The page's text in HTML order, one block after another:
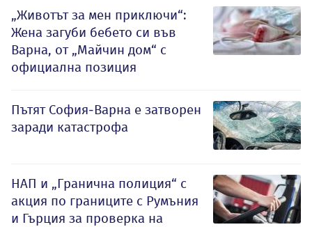
„Животът за мен приключи“:
Жена загуби бебето си във
Варна, от „Майчин дом“ с
официална позиция
Пътят София-Варна е затворен
заради катастрофа
НАП и „Гранична полиция“ с
акция по границите с Румъния
и Гърция за проверка на